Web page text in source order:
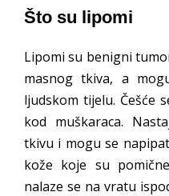
Što su lipomi
Lipomi su benigni
masnog tkiva, a
ljudskom tijelu. Češće
kod muškaraca.
tkivu i mogu se
kože koje su
nalaze se na vratu